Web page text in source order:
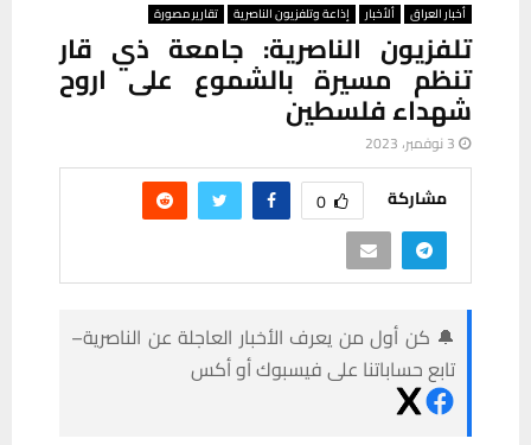
أخبار العراق ألأخبار إذاعة وتلفزيون الناصرية تقارير مصورة
تلفزيون الناصرية:⁩ جامعة ذي قار
تنظم مسيرة بالشموع على اروح
شهداء فلسطين
3 نوفمبر، 2023
مشاركة 0
🔔 كن أول من يعرف الأخبار العاجلة عن الناصرية–
تابع حساباتنا على فيسبوك أو أكس